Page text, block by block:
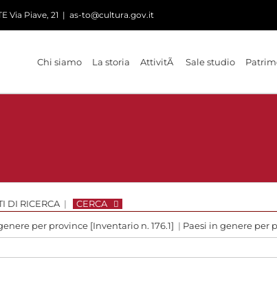
Via Piave, 21 | as-to@cultura.gov.it
Chi siamo La storia AttivitÃ Sale studio
DI RICERCA | CERCA
per province [Inventario n. 176.1] | Paesi in genere per